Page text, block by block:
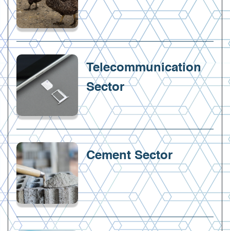
Telecommunication
Sector
Cement Sector